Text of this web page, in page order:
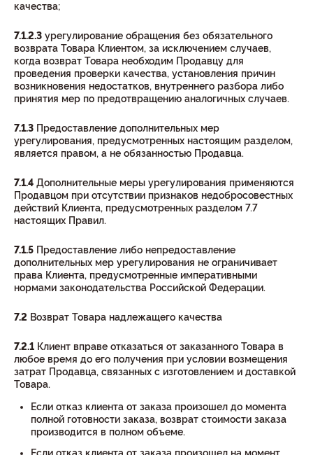
качества;
7.1.2.3 урегулирование обращения без обязательного
возврата Товара Клиентом, за исключением случаев,
когда возврат Товара необходим Продавцу для
проведения проверки качества, установления причин
возникновения недостатков, внутреннего разбора либо
принятия мер по предотвращению аналогичных случаев.
7.1.3 Предоставление дополнительных мер
урегулирования, предусмотренных настоящим разделом,
является правом, а не обязанностью Продавца.
7.1.4 Дополнительные меры урегулирования применяются
Продавцом при отсутствии признаков недобросовестных
действий Клиента, предусмотренных разделом 7.7
настоящих Правил.
7.1.5 Предоставление либо непредоставление
дополнительных мер урегулирования не ограничивает
права Клиента, предусмотренные императивными
нормами законодательства Российской Федерации.
7.2 Возврат Товара надлежащего качества
7.2.1 Клиент вправе отказаться от заказанного Товара в
любое время до его получения при условии возмещения
затрат Продавца, связанных с изготовлением и доставкой
Товара.
Если отказ клиента от заказа произошел до момента
полной готовности заказа, возврат стоимости заказа
производится в полном объеме.